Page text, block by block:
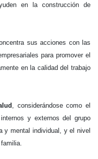
en la construcción de
sus acciones con las
para promover el
en la calidad del trabajo
, considerándose como el
y externos del grupo
y mental individual, y el nivel